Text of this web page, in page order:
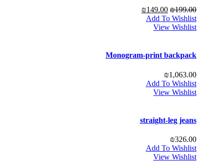
₪199.00
₪149.00
Add To Wishlist
View Wishlist
Monogram-print backpack
₪1,063.00
Add To Wishlist
View Wishlist
straight-leg jeans
₪326.00
Add To Wishlist
View Wishlist